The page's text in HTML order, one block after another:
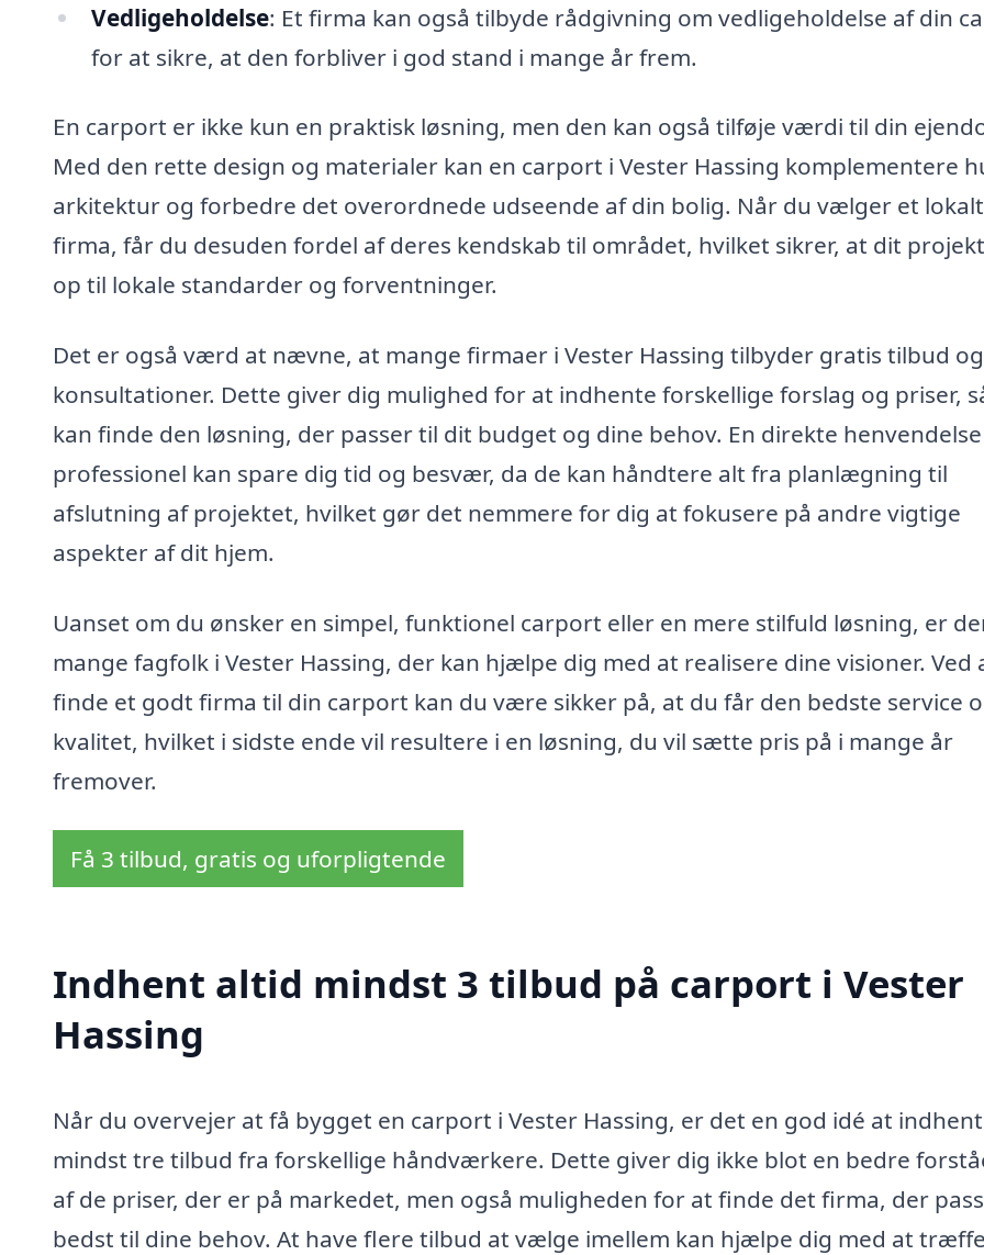
Vedligeholdelse: Et firma kan også tilbyde rådgivning om vedligeholdelse af din
for at sikre, at den forbliver i god stand i mange år frem.
En carport er ikke kun en praktisk løsning, men den kan også tilføje værdi til din
Med den rette design og materialer kan en carport i Vester Hassing komplementere
arkitektur og forbedre det overordnede udseende af din bolig. Når du vælger et lokalt
firma, får du desuden fordel af deres kendskab til området, hvilket sikrer, at dit
op til lokale standarder og forventninger.
Det er også værd at nævne, at mange firmaer i Vester Hassing tilbyder gratis tilbud og
konsultationer. Dette giver dig mulighed for at indhente forskellige forslag og priser,
kan finde den løsning, der passer til dit budget og dine behov. En direkte
professionel kan spare dig tid og besvær, da de kan håndtere alt fra planlægning til
afslutning af projektet, hvilket gør det nemmere for dig at fokusere på andre vigtige
aspekter af dit hjem.
Uanset om du ønsker en simpel, funktionel carport eller en mere stilfuld løsning, er
mange fagfolk i Vester Hassing, der kan hjælpe dig med at realisere dine visioner. Ved
finde et godt firma til din carport kan du være sikker på, at du får den bedste service
kvalitet, hvilket i sidste ende vil resultere i en løsning, du vil sætte pris på i mange år
fremover.
Få 3 tilbud, gratis og uforpligtende
Indhent altid mindst 3 tilbud på carport i Vester
Hassing
Når du overvejer at få bygget en carport i Vester Hassing, er det en god idé at
mindst tre tilbud fra forskellige håndværkere. Dette giver dig ikke blot en bedre
af de priser, der er på markedet, men også muligheden for at finde det firma, der
bedst til dine behov. At have flere tilbud at vælge imellem kan hjælpe dig med at